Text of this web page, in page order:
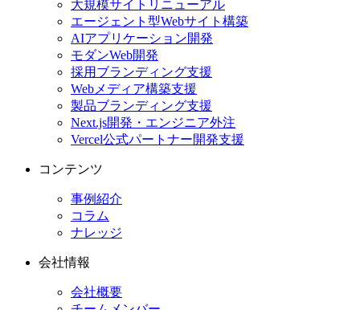
大規模サイトリニューアル
エージェント型Webサイト構築
AIアプリケーション開発
モダンWeb開発
採用ブランディング支援
Webメディア構築支援
製品ブランディング支援
Next.js開発・エンジニア外注
Vercel公式パートナー開発支援
コンテンツ
事例紹介
コラム
ナレッジ
会社情報
会社概要